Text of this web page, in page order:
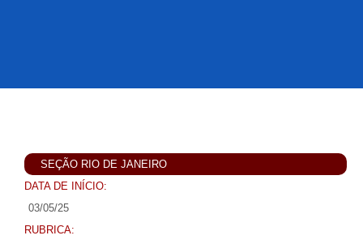
SEÇÃO RIO DE JANEIRO
DATA DE INÍCIO:
03/05/25
RUBRICA: